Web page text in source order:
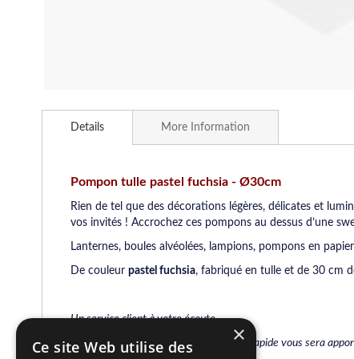
to
gallery
Details
Pompon tulle pastel fuchsia - Ø30cm
Rien de tel que des décorations légères, délicates et
vos invités ! Accrochez ces pompons au dessus d’une
Lanternes, boules alvéolées, lampions, pompons en
De couleur pastel fuchsia, fabriqué en tulle et de 30 cm
Un service client à votre écoute.
Par mail ou par téléphone, une réponse rapide vous sera
More Information
×
Ce site Web utilise des